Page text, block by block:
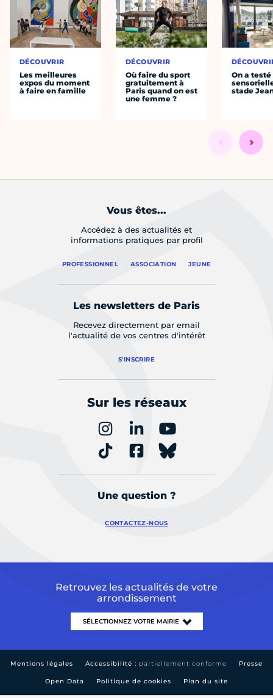
DÉCOUVRIR
Les meilleures
expos du moment
à faire en famille
DÉCOUVRIR
Où faire du sport
gratuitement à
Paris quand on est
une femme ?
On a
stade
Vous êtes...
Accédez à des actualités et
informations pratiques par profil
PROFESSIONNEL ASSOCIATION JEUNE
Les newsletters de Paris
Recevez directement par email
l'actualité de vos centres d'intérêt
S'INSCRIRE
Sur les réseaux
Une question ?
CONTACTEZ-NOUS
Retrouvez les actualités de votre
arrondissement
Mentions légales Accessibilité : partiellement conforme Presse
Open Data Politique de cookies Plan du site